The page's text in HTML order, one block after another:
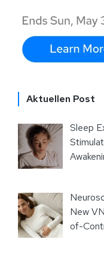
Aktuellen Post
Sleep
New
of-